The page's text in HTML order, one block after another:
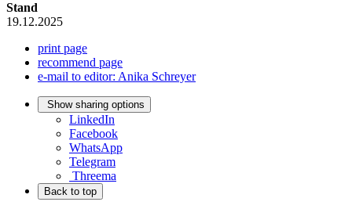
Stand
19.12.2025
print page
recommend page
e-mail to editor: Anika Schreyer
Show sharing options
LinkedIn
Facebook
WhatsApp
Telegram
Threema
Back to top